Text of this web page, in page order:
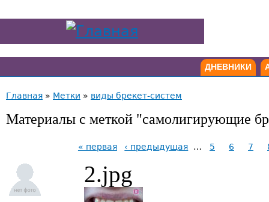
ДНЕВНИКИ
Главная » Метки » виды брекет-систем
Материалы с меткой "самолигирующие
« первая ‹ предыдущая … 5 6 7
2.jpg